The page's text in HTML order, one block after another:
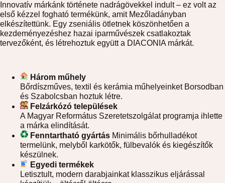
Innovatív márkánk története nadrágövekkel indult – ez volt az
első kézzel fogható termékünk, amit Mezőladányban
elkészítettünk. Egy zseniális ötletnek köszönhetően a
kezdeményezéshez hazai iparművészek csatlakoztak
tervezőként, és létrehoztuk együtt a DIACONIA márkát.
Három műhely
Bőrdíszműves, textil és kerámia műhelyeinket Borsodban
és Szabolcsban hoztuk létre.
Felzárkózó települések
A Magyar Református Szeretetszolgálat programja ihlette
a márka elindítását.
Fenntartható gyártás Minimális bőrhulladékot
termelünk, melyből karkötők, fülbevalók és kiegészítők
készülnek.
Egyedi termékek
Letisztult, modern darabjainkat klasszikus eljárással